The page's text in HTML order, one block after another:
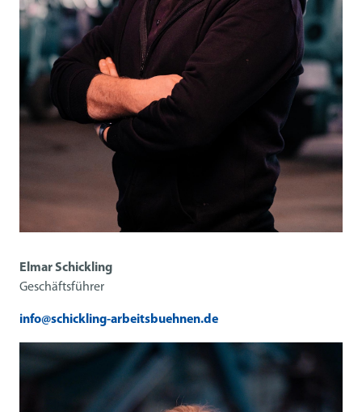
Elmar Schickling
Geschäftsführer
info@schickling-arbeitsbuehnen.de